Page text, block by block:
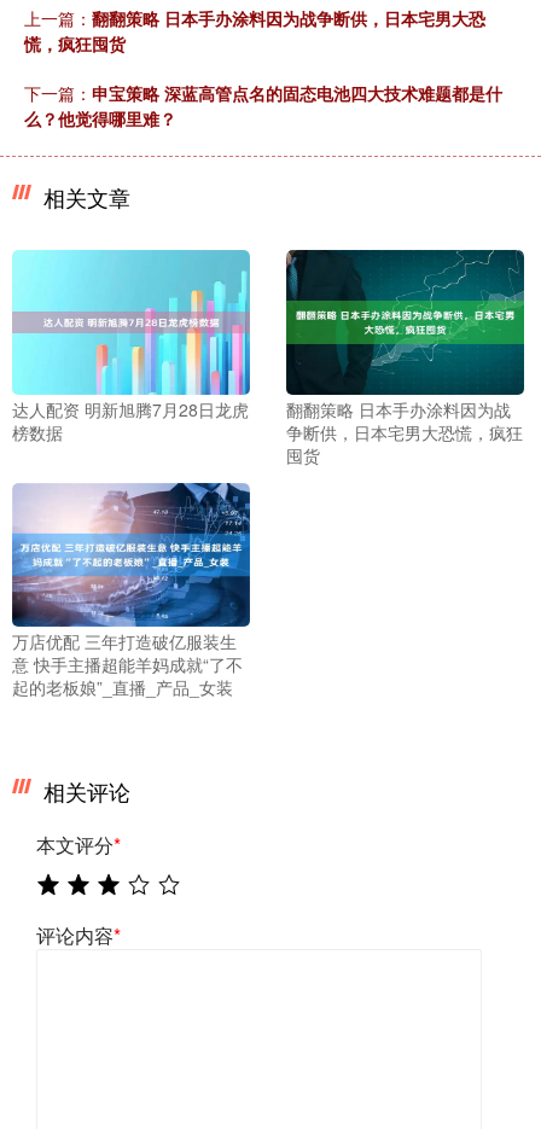
上一篇： 翻翻策略 日本手办涂料因为战争断供，日本宅男大恐
慌，疯狂囤货
下一篇： 申宝策略 深蓝高管点名的固态电池四大技术难题都是什
么？他觉得哪里难？
相关文章
达人配资 明新旭腾7月28日龙虎
榜数据
翻翻策略 日本手办涂料因为战
争断供，日本宅男大恐慌，疯狂
囤货
万店优配 三年打造破亿服装生
意 快手主播超能羊妈成就“了不
起的老板娘”_直播_产品_女装
相关评论
本文评分*
评论内容*